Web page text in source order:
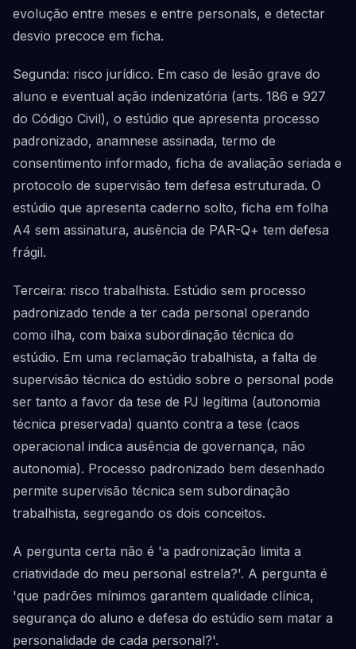
evolução entre meses e entre personals, e detectar
desvio precoce em ficha.
Segunda: risco jurídico. Em caso de lesão grave do
aluno e eventual ação indenizatória (arts. 186 e 927
do Código Civil), o estúdio que apresenta processo
padronizado, anamnese assinada, termo de
consentimento informado, ficha de avaliação seriada e
protocolo de supervisão tem defesa estruturada. O
estúdio que apresenta caderno solto, ficha em folha
A4 sem assinatura, ausência de PAR-Q+ tem defesa
frágil.
Terceira: risco trabalhista. Estúdio sem processo
padronizado tende a ter cada personal operando
como ilha, com baixa subordinação técnica do
estúdio. Em uma reclamação trabalhista, a falta de
supervisão técnica do estúdio sobre o personal pode
ser tanto a favor da tese de PJ legítima (autonomia
técnica preservada) quanto contra a tese (caos
operacional indica ausência de governança, não
autonomia). Processo padronizado bem desenhado
permite supervisão técnica sem subordinação
trabalhista, segregando os dois conceitos.
A pergunta certa não é 'a padronização limita a
criatividade do meu personal estrela?'. A pergunta é
'que padrões mínimos garantem qualidade clínica,
segurança do aluno e defesa do estúdio sem matar a
personalidade de cada personal?'.